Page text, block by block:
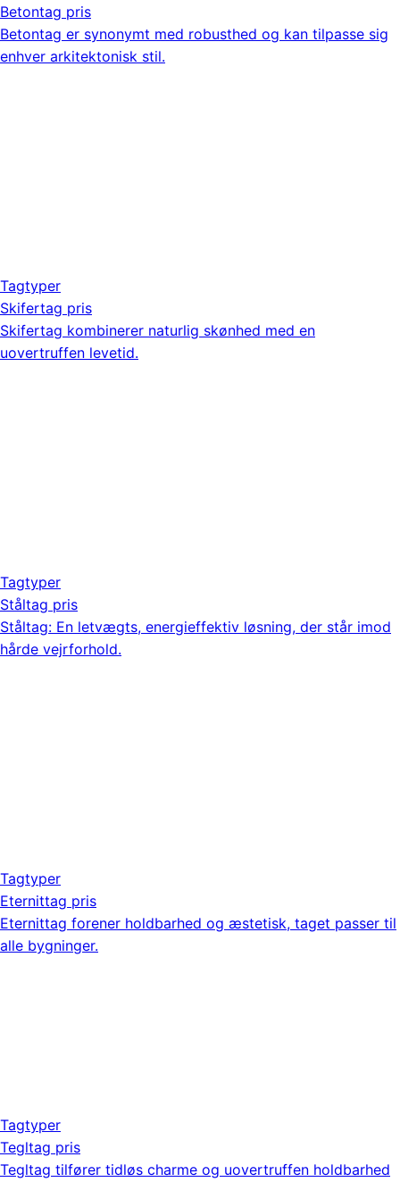
Betontag pris
Betontag er synonymt med robusthed og kan tilpasse sig
enhver arkitektonisk stil.
Tagtyper
Skifertag pris
Skifertag kombinerer naturlig skønhed med en
uovertruffen levetid.
Tagtyper
Ståltag pris
Ståltag: En letvægts, energieffektiv løsning, der står imod
hårde vejrforhold.
Tagtyper
Eternittag pris
Eternittag forener holdbarhed og æstetisk, taget passer til
alle bygninger.
Tagtyper
Tegltag pris
Tegltag tilfører tidløs charme og uovertruffen holdbarhed